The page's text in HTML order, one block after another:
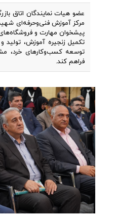
عضو هیات نمایندگان اتاق
مرکز آموزش فنی‌وحرفه‌ای
پیشخوان مهارت و فروشگاه‌های
تکمیل زنجیره آموزش،
توسعه کسب‌وکارهای خرد،
فراهم کند.